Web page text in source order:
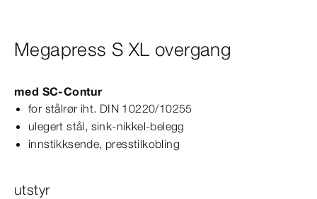
Megapress S XL overgang
med SC‑Contur
for stålrør iht. DIN 10220/10255
ulegert stål, sink-​nikkel-​belegg
innstikksende, presstilkobling
utstyr